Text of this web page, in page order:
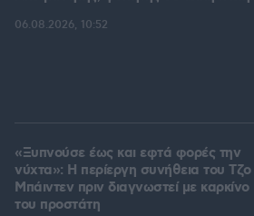
06.08.2026, 10:52
«Ξυπνούσε έως και εφτά φορές την
νύχτα»: Η περίεργη συνήθεια του Τζο
Μπάιντεν πριν διαγνωστεί με καρκίνο
του προστάτη